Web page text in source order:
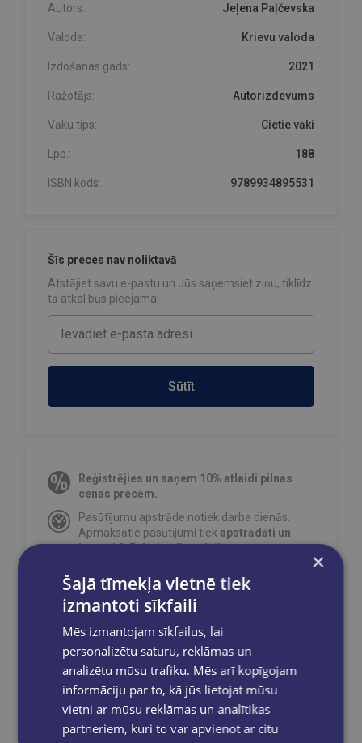
Autors: Jeļena Paļčevska
Valoda: Krievu valoda
Izdošanas gads: 2021
Ražotājs: Autorizdevums
Vāku tips: Cietie vāki
Lpp.: 188
ISBN kods: 9789934895531
Šīs preces nav noliktavā
Atstājiet savu e-pastu un Jūs saņemsiet ziņu, tiklīdz
tā atkal būs pieejama!
Sūtīt
Reģistrējies un saņem 10% atlaidi pilnas
cenas precēm.
Pasūtījumu apstrāde notiek darba dienās.
Apmaksātie pasūtījumi tiek apstrādāti un
izsūtīti 2-5 darba dienu laikā.
pakomātiem Latvijāpasūtījumiem no €40.00.
Bezmaksas piegāde jebkurā GLOBUSS
grāmatnīcā 1-5 darba dienu laikā, kad
pasūtījums būs gatavs saņemšanai, saņemsi
e-pastu un/ vai SMS.
Dalies sociālajos tīklos:
×
Šajā tīmekļa vietnē tiek
izmantoti sīkfaili
Mēs izmantojam sīkfailus, lai
personalizētu saturu, reklāmas un
analizētu mūsu trafiku. Mēs arī kopīgojam
informāciju par to, kā jūs lietojat mūsu
vietni ar mūsu reklāmas un analītikas
partneriem, kuri to var apvienot ar citu